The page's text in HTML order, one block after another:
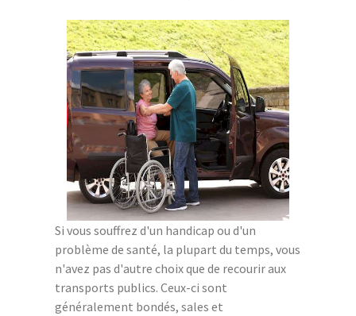
Si vous souffrez d'un handicap ou d'un
problème de santé, la plupart du temps, vous
n'avez pas d'autre choix que de recourir aux
transports publics. Ceux-ci sont
généralement bondés, sales et